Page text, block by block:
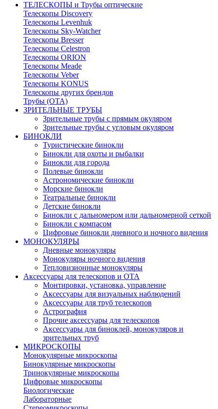
ТЕЛЕСКОПЫ и Трубы оптические
Телескопы Discovery
Телескопы Levenhuk
Телескопы Sky-Watcher
Телескопы Bresser
Телескопы Celestron
Телескопы ORION
Телескопы Meade
Телескопы Veber
Телескопы KONUS
Телескопы других брендов
Трубы (ОТА)
ЗРИТЕЛЬНЫЕ ТРУБЫ
Зрительные трубы с прямым окуляром
Зрительные трубы с угловым окуляром
БИНОКЛИ
Туристические бинокли
Бинокли для охоты и рыбалки
Бинокли для города
Полевые бинокли
Астрономические бинокли
Морские бинокли
Театральные бинокли
Детские бинокли
Бинокли с дальномером или дальномерной сеткой
Бинокли с компасом
Цифровые бинокли дневного и ночного видения
МОНОКУЛЯРЫ
Дневные монокуляры
Монокуляры ночного видения
Тепловизионные монокуляры
Аксессуары для телескопов и ОТА
Монтировки, установка, управление
Аксессуары для визуальных наблюдений
Аксессуары для труб телескопов
Астрография
Прочие аксессуары для телескопов
Аксессуары для биноклей, монокуляров и
зрительных труб
МИКРОСКОПЫ
Монокулярные микроскопы
Бинокулярные микроскопы
Тринокулярные микроскопы
Цифровые микроскопы
Биологические
Лабораторные